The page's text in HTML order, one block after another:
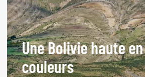
Une Bolivie haute en
couleurs